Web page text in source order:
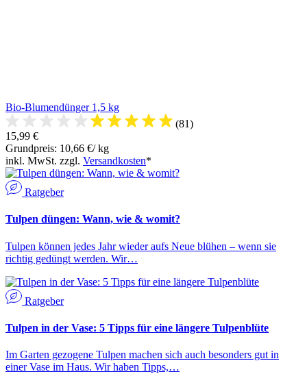
Bio-Blumendünger 1,5 kg
(81)
15,99 €
Grundpreis: 10,66 €/ kg
inkl. MwSt. zzgl. Versandkosten*
Ratgeber
Tulpen düngen: Wann, wie & womit?
Tulpen können jedes Jahr wieder aufs Neue blühen – wenn sie
richtig gedüngt werden. Wir…
Ratgeber
Tulpen in der Vase: 5 Tipps für eine längere Tulpenblüte
Im Garten gezogene Tulpen machen sich auch besonders gut in
einer Vase im Haus. Wir haben Tipps,…